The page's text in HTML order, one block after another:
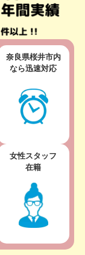
奈良県桜井市内
なら迅速対応
女性スタッフ
在籍